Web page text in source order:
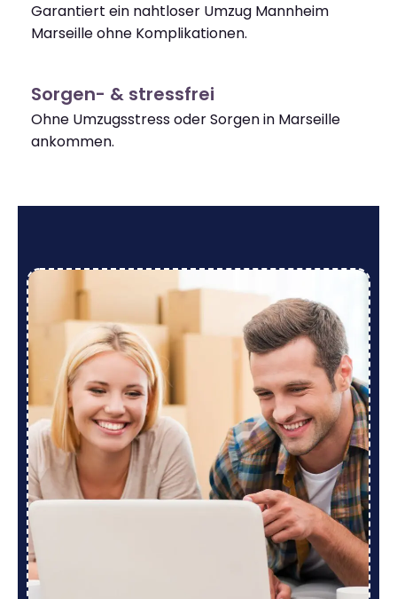
Garantiert ein nahtloser Umzug Mannheim
Marseille ohne Komplikationen.
Sorgen- & stressfrei
Ohne Umzugsstress oder Sorgen in Marseille
ankommen.